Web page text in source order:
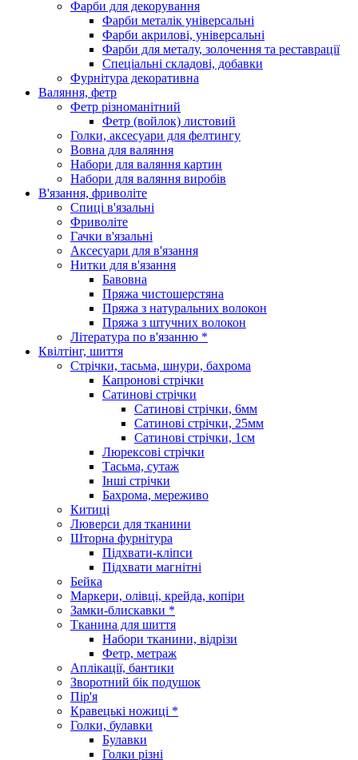
Фарби для декорування
Фарби металік універсальні
Фарби акрилові, універсальні
Фарби для металу, золочення та реставрації
Спеціальні складові, добавки
Фурнітура декоративна
Валяння, фетр
Фетр різноманітний
Фетр (войлок) листовий
Голки, аксесуари для фелтингу
Вовна для валяння
Набори для валяння картин
Набори для валяння виробів
В'язання, фриволіте
Спиці в'язальні
Фриволіте
Гачки в'язальні
Аксесуари для в'язання
Нитки для в'язання
Бавовна
Пряжа чистошерстяна
Пряжа з натуральних волокон
Пряжа з штучних волокон
Література по в'язанню *
Квілтінг, шиття
Стрічки, тасьма, шнури, бахрома
Капронові стрічки
Сатинові стрічки
Сатинові стрічки, 6мм
Сатинові стрічки, 25мм
Сатинові стрічки, 1см
Люрексові стрічки
Тасьма, сутаж
Інші стрічки
Бахрома, мереживо
Китиці
Люверси для тканини
Шторна фурнітура
Підхвати-кліпси
Підхвати магнітні
Бейка
Маркери, олівці, крейда, копіри
Замки-блискавки *
Тканина для шиття
Набори тканини, відрізи
Фетр, метраж
Аплікації, бантики
Зворотний бік подушок
Пір'я
Кравецькі ножиці *
Голки, булавки
Булавки
Голки різні